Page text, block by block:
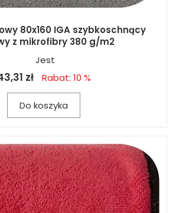
80x160 IGA szybkoschnący
z mikrofibry 380 g/m2
Jest
zł Rabat: 10 %
Do koszyka